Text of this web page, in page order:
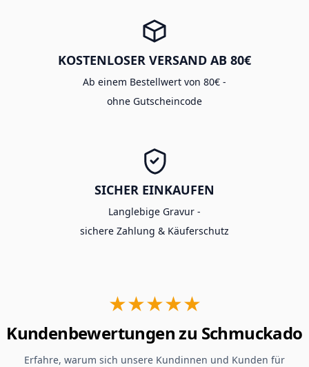
KOSTENLOSER VERSAND AB 80€
Ab einem Bestellwert von 80€ -
ohne Gutscheincode
SICHER EINKAUFEN
Langlebige Gravur -
sichere Zahlung & Käuferschutz
★★★★★
Kundenbewertungen zu Schmuckado
Erfahre, warum sich unsere Kundinnen und Kunden für